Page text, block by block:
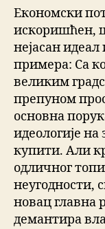
Економски
искоришћен,
нејасан
примера: Са
великим
препуном
основна
идеологије
купити. Али
одличног
неугодности,
новац главна
демантира